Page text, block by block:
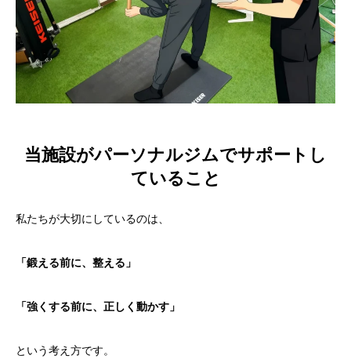
当施設がパーソナルジムでサポートし
ていること
私たちが大切にしているのは、
「鍛える前に、整える」
「強くする前に、正しく動かす」
という考え方です。